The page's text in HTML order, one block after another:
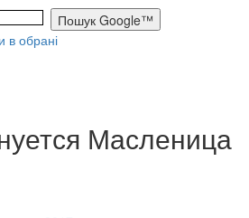
в обрані
Масленица